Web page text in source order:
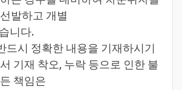
발하고 개별
니다.
드시 정확한 내용을 기재하시기
기재 착오, 누락 등으로 인한 불
책임은